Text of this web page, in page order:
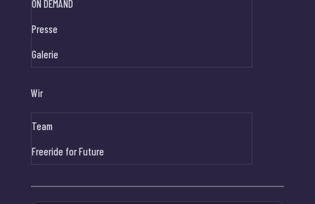
ON DEMAND
Presse
Galerie
Wir
Team
Freeride for Future